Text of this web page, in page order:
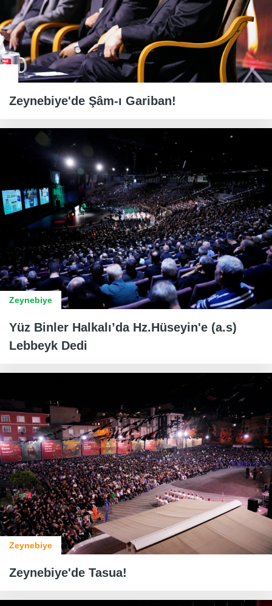
Zeynebiye'de Şâm-ı Gariban!
Zeynebiye
Yüz Binler Halkalı’da Hz.Hüseyin'e (a.s)
Lebbeyk Dedi
Zeynebiye
Zeynebiye'de Tasua!